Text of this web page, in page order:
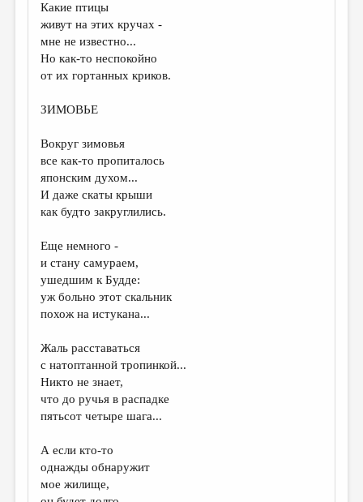
ОБЪЯВЛЕНИЯ
КОЛОНКА РЕДАКТОРА
РЕДКОЛЛЕГИЯ
ОТ РЕДАКЦИИ
ЭССЕИСТИКА
ЛИТЕРАТУРОВЕДЕНИЕ
КУЛЬТУРОВЕДЕНИЕ
ПУБЛИЦИСТИКА
РЕЦЕНЗИРОВАНИЕ
ЦИКЛЫ ПУБЛИКАЦИЙ
МЕДИА
ВКОНТАКТЕ
Какие птицы
живут на этих кручах -
мне не известно...
Но как-то неспокойно
от их гортанных криков.
ЗИМОВЬЕ
Вокруг зимовья
все как-то пропиталось
японским духом...
И даже скаты крыши
как будто закруглились.
Еще немного -
и стану самураем,
ушедшим к Будде:
уж больно этот скальник
похож на истукана...
Жаль расставаться
с натоптанной тропинкой...
Никто не знает,
что до ручья в распадке
пятьсот четыре шага...
А если кто-то
однажды обнаружит
мое жилище,